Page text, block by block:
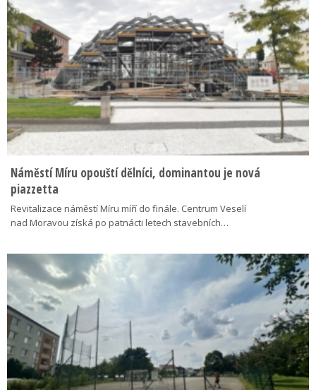
Náměstí Míru opouští dělníci, dominantou je nová
piazzetta
Revitalizace náměstí Míru míří do finále. Centrum Veselí
nad Moravou získá po patnácti letech stavebních…